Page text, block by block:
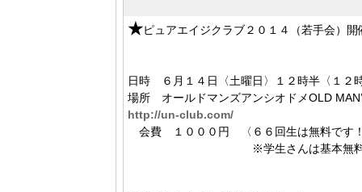
★ピュアエイジクラブ２０１４（若手会）
日時 ６月１４日〈土曜日〉１２時半〈１２
場所 オールドマンズアンシオドメOLD
http://un-club.com/
会費 １０００円 〈６６回生は無料です
※学生さんは基本無料です